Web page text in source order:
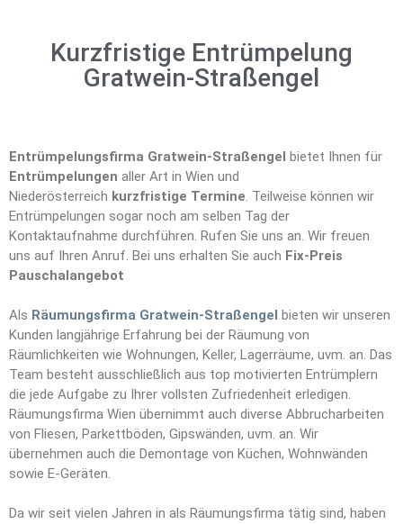
Kurzfristige Entrümpelung
Gratwein-Straßengel
Entrümpelungsfirma Gratwein-Straßengel bietet Ihnen für
Entrümpelungen aller Art in Wien und
Niederösterreich kurzfristige Termine. Teilweise können wir
Entrümpelungen sogar noch am selben Tag der
Kontaktaufnahme durchführen. Rufen Sie uns an. Wir freuen
uns auf Ihren Anruf. Bei uns erhalten Sie auch Fix-Preis
Pauschalangebot
Als Räumungsfirma Gratwein-Straßengel bieten wir unseren
Kunden langjährige Erfahrung bei der Räumung von
Räumlichkeiten wie Wohnungen, Keller, Lagerräume, uvm. an. Das
Team besteht ausschließlich aus top motivierten Entrümplern
die jede Aufgabe zu Ihrer vollsten Zufriedenheit erledigen.
Räumungsfirma Wien übernimmt auch diverse Abbrucharbeiten
von Fliesen, Parkettböden, Gipswänden, uvm. an. Wir
übernehmen auch die Demontage von Küchen, Wohnwänden
sowie E-Geräten.
Da wir seit vielen Jahren in als Räumungsfirma tätig sind, haben